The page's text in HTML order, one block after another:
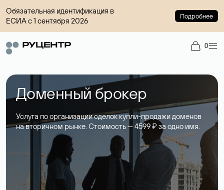
Обязательная идентификация в
ЕСИА с 1 сентября 2026
Подробнее
0
Доменный брокер
Услуга по организации сделок купли-продажи доменов
на вторичном рынке. Стоимость — 4599 ₽ за одно имя.